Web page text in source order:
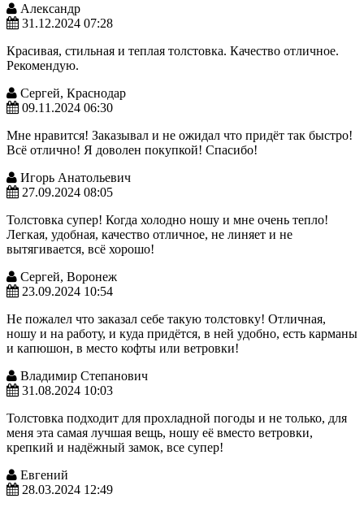
Александр
31.12.2024 07:28
Красивая, стильная и теплая толстовка. Качество отличное.
Рекомендую.
Сергей, Краснодар
09.11.2024 06:30
Мне нравится! Заказывал и не ожидал что придёт так быстро!
Всё отлично! Я доволен покупкой! Спасибо!
Игорь Анатольевич
27.09.2024 08:05
Толстовка супер! Когда холодно ношу и мне очень тепло!
Легкая, удобная, качество отличное, не линяет и не
вытягивается, всё хорошо!
Сергей, Воронеж
23.09.2024 10:54
Не пожалел что заказал себе такую толстовку! Отличная,
ношу и на работу, и куда придётся, в ней удобно, есть карманы
и капюшон, в место кофты или ветровки!
Владимир Степанович
31.08.2024 10:03
Толстовка подходит для прохладной погоды и не только, для
меня эта самая лучшая вещь, ношу её вместо ветровки,
крепкий и надёжный замок, все супер!
Евгений
28.03.2024 12:49